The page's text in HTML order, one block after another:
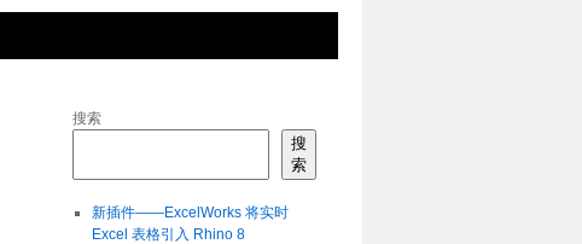
搜索
搜
索
新插件——ExcelWorks 将实时
Excel 表格引入 Rhino 8